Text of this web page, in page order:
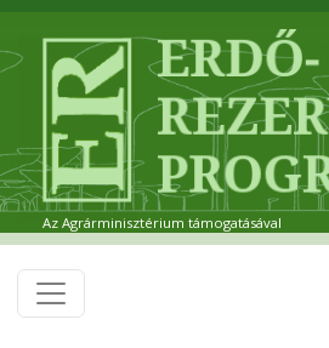
Az Agrárminisztérium támogatásával